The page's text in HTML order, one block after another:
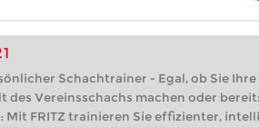
Schachtrainer - Egal, ob Sie
des Vereinsschachs machen oder
Mit FRITZ trainieren Sie effizienter,